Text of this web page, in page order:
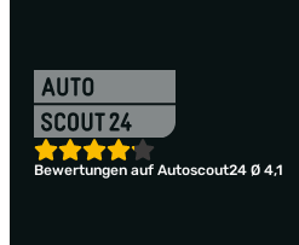
Bewertungen auf Autoscout24 Ø 4,1